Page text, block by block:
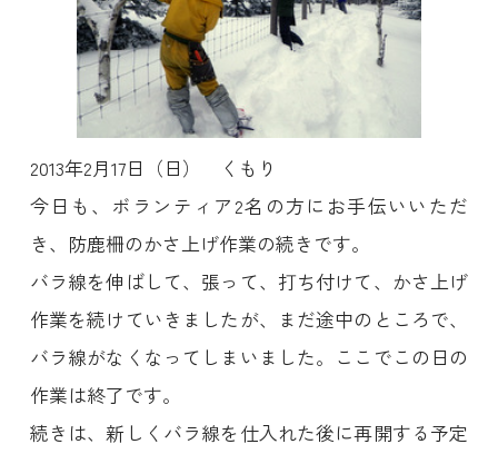
2013年2月17日（日） くもり
今日も、ボランティア2名の方にお手伝いいただ
き、防鹿柵のかさ上げ作業の続きです。
バラ線を伸ばして、張って、打ち付けて、かさ上げ
作業を続けていきましたが、まだ途中のところで、
バラ線がなくなってしまいました。ここでこの日の
作業は終了です。
続きは、新しくバラ線を仕入れた後に再開する予定